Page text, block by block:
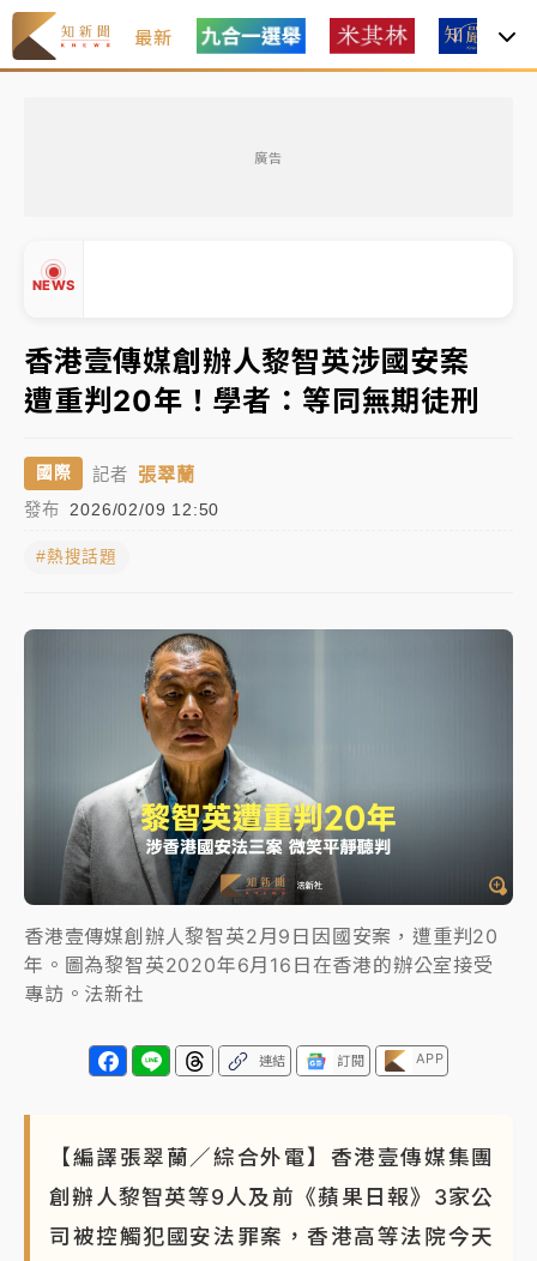
最新
廣告
NEWS
有片｜
連根拔起
中颱白海豚風雨來了！中部以北防豪雨 今晚、明天影
響最劇烈
白海豚逼近！北市水門只出不進 未移置車輛最高罰
油價持續凍漲！ 中油宣布下周一汽柴油價格維持不變
白海豚暴風圈逼近！新北淡水赫見龍捲風 榕樹
中颱白海豚風雨來了！中部以北防豪雨 今晚、明天影
白海豚逼近！北市水門只出不進 未移置車輛最高罰
4800＋拖吊費
香港壹傳媒創辦人黎智英涉國安案
遭重判20年！學者：等同無期徒刑
國際 記者 張翠蘭
發布 2026/02/09 12:50
#熱搜話題
香港壹傳媒創辦人黎智英2月9日因國安案，遭重判20
年。圖為黎智英2020年6月16日在香港的辦公室接受
專訪。法新社
連結 訂閱 APP
【編譯張翠蘭／綜合外電】香港壹傳媒集團
創辦人黎智英等9人及前《蘋果日報》3家公
司被控觸犯國安法罪案，香港高等法院今天